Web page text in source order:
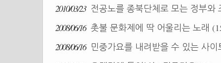
2010/03/23 전공노를 종북단체로 모는 정부와
2008/06/16 촛불 문화제에 딱 어울리는 노래
2008/06/16
민중가요를 내려받을 수 있는 사